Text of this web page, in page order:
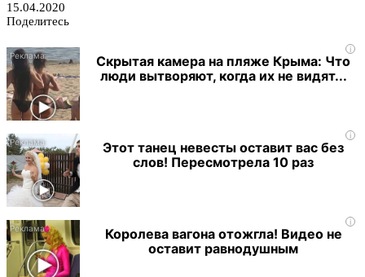
15.04.2020
Поделитесь
i
Скрытая камера на пляже Крыма: Что
люди вытворяют, когда их не видят...
i
Этот танец невесты оставит вас без
слов! Пересмотрела 10 раз
i
Королева вагона отожгла! Видео не
оставит равнодушным